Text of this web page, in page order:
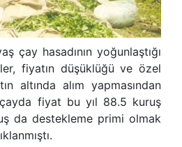
çay hasadının yoğunlaştığı
fiyatın düşüklüğü ve özel
altında alım yapmasından
fiyat bu yıl 88.5 kuruş
da destekleme primi olmak